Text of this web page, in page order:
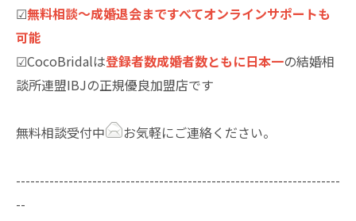
☑無料相談～成婚退会まですべてオンラインサポートも
可能
☑CocoBridalは登録者数成婚者数ともに日本一の結婚相
談所連盟IBJの正規優良加盟店です
無料相談受付中 お気軽にご連絡ください。
--------------------------------------------------------------------
--